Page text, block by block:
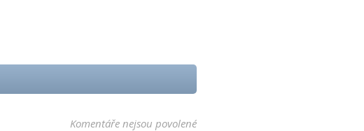
Komentáře nejsou povolenéu textu s názvem Cupra Formentor (2)